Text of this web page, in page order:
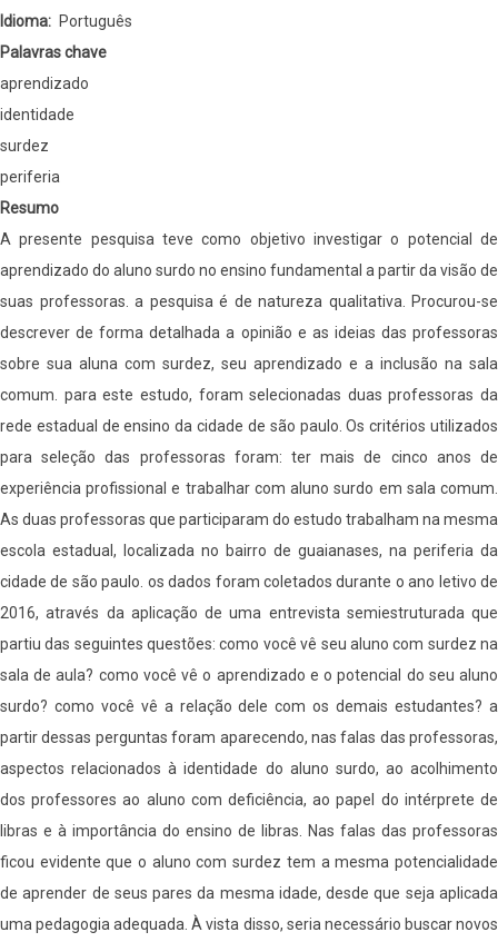
surdo
no
ensino
Idioma
Português
Palavras chave
aprendizado
identidade
surdez
periferia
Resumo
A presente pesquisa teve como objetivo investigar o potencial de
aprendizado do aluno surdo no ensino fundamental a partir da visão de
suas professoras. a pesquisa é de natureza qualitativa. Procurou-se
descrever de forma detalhada a opinião e as ideias das professoras
sobre sua aluna com surdez, seu aprendizado e a inclusão na sala
comum. para este estudo, foram selecionadas duas professoras da
rede estadual de ensino da cidade de são paulo. Os critérios utilizados
para seleção das professoras foram: ter mais de cinco anos de
experiência profissional e trabalhar com aluno surdo em sala comum.
As duas professoras que participaram do estudo trabalham na mesma
escola estadual, localizada no bairro de guaianases, na periferia da
cidade de são paulo. os dados foram coletados durante o ano letivo de
2016, através da aplicação de uma entrevista semiestruturada que
partiu das seguintes questões: como você vê seu aluno com surdez na
sala de aula? como você vê o aprendizado e o potencial do seu aluno
surdo? como você vê a relação dele com os demais estudantes? a
partir dessas perguntas foram aparecendo, nas falas das professoras,
aspectos relacionados à identidade do aluno surdo, ao acolhimento
dos professores ao aluno com deficiência, ao papel do intérprete de
libras e à importância do ensino de libras. Nas falas das professoras
ficou evidente que o aluno com surdez tem a mesma potencialidade
de aprender de seus pares da mesma idade, desde que seja aplicada
uma pedagogia adequada. À vista disso, seria necessário buscar novos